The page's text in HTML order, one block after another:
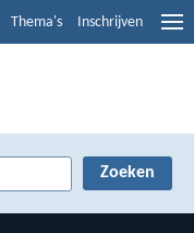
Thema's Inschrijven